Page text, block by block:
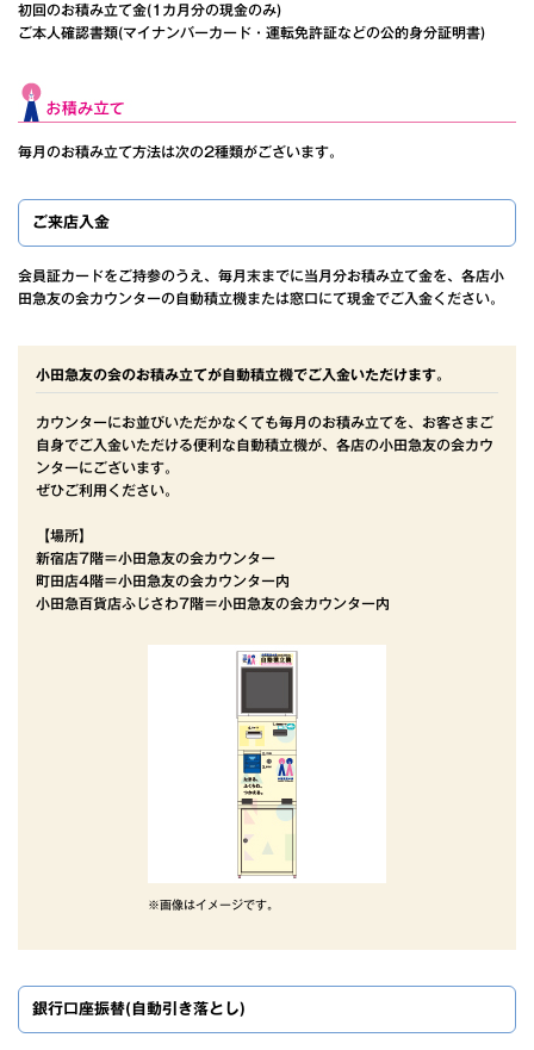
初回のお積み立て金(1カ月分の現金のみ)
ご本人確認書類(マイナンバーカード・運転免許証などの公的身分証明書)
毎月のお積み立て方法は次の2種類がございます。
ご来店入金
会員証カードをご持参のうえ、毎月末までに当月分お積み立て金を、各店小
田急友の会カウンターの自動積立機または窓口にて現金でご入金ください。
小田急友の会のお積み立てが自動積立機でご入金いただけます。
カウンターにお並びいただかなくても毎月のお積み立てを、お客さまご
自身でご入金いただける便利な自動積立機が、各店の小田急友の会カウ
ンターにございます。
ぜひご利用ください。
【場所】
新宿店7階＝小田急友の会カウンター
町田店4階＝小田急友の会カウンター内
小田急百貨店ふじさわ7階＝小田急友の会カウンター内
※画像はイメージです。
銀行口座振替(自動引き落とし)